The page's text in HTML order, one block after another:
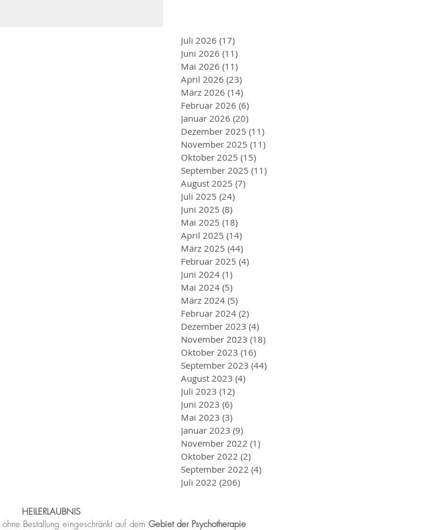
Juli 2026 (17)
Juni 2026 (11)
Mai 2026 (11)
April 2026 (23)
März 2026 (14)
Februar 2026 (6)
Januar 2026 (20)
Dezember 2025 (11)
November 2025 (11)
Oktober 2025 (15)
September 2025 (11)
August 2025 (7)
Juli 2025 (24)
Juni 2025 (8)
Mai 2025 (18)
April 2025 (14)
März 2025 (44)
Februar 2025 (4)
Juni 2024 (1)
Mai 2024 (5)
März 2024 (5)
Februar 2024 (2)
Dezember 2023 (4)
November 2023 (18)
Oktober 2023 (16)
September 2023 (44)
August 2023 (4)
Juli 2023 (12)
Juni 2023 (6)
Mai 2023 (3)
Januar 2023 (9)
November 2022 (1)
Oktober 2022 (2)
September 2022 (4)
Juli 2022 (206)
HEILERLAUBNIS
ohne Bestallung eingeschränkt auf dem Gebiet der Psychotherapie